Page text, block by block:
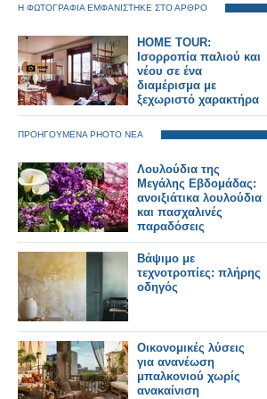
Η ΦΩΤΟΓΡΑΦΙΑ ΕΜΦΑΝΙΣΤΗΚΕ ΣΤΟ ΑΡΘΡΟ
HOME TOUR:
Ισορροπία παλιού και
νέου σε ένα
διαμέρισμα με
ξεχωριστό χαρακτήρα
ΠΡΟΗΓΟΥΜΕΝΑ PHOTO ΝΕΑ
Λουλούδια της
Μεγάλης Εβδομάδας:
ανοιξιάτικα λουλούδια
και πασχαλινές
παραδόσεις
Βάψιμο με
τεχνοτροπίες: πλήρης
οδηγός
Οικονομικές λύσεις
για ανανέωση
μπαλκονιού χωρίς
ανακαίνιση